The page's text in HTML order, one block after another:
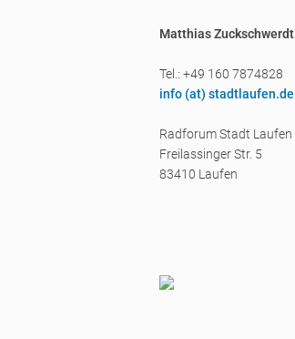
Matthias Zuckschwerdt
Tel.: +49 160 7874828
info (at) stadtlaufen.de
Radforum Stadt Laufen
Freilassinger Str. 5
83410 Laufen